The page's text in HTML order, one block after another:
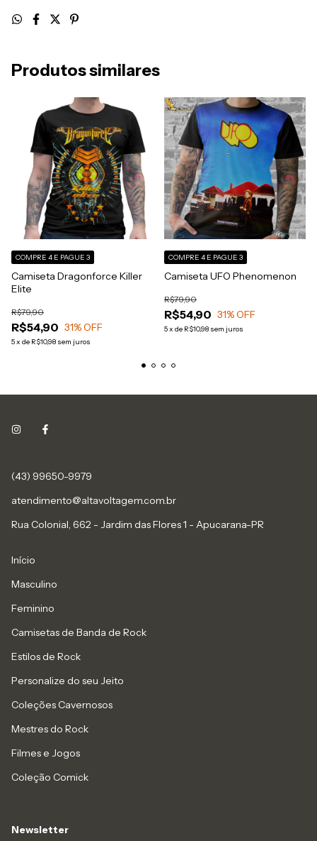
Produtos similares
Camiseta Dragonforce Killer
Elite
R$54,90
R$79,90
31% OFF
5x de R$10,98 sem juros
COMPRE 4 E PAGUE 3
Camiseta UFO Phenomenon
R$54,90
R$79,90
31% OFF
5x de R$10,98 sem juros
COMPRE 4 E PAGUE 3
(43) 99650-9979
atendimento@altavoltagem.com.br
Rua Colonial, 662 - Jardim das Flores 1 - Apucarana-PR
Início
Masculino
Feminino
Camisetas de Banda de Rock
Estilos de Rock
Personalize do seu Jeito
Coleções Cavernosos
Mestres do Rock
Filmes e Jogos
Coleção Comick
Newsletter